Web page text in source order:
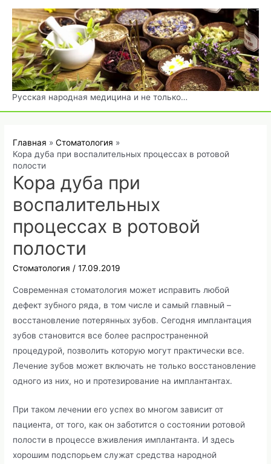
Перейти
содержимому
Русская народная медицина и не только…
Главная
Стоматология
Кора дуба при воспалительных процессах в ротовой
полости
Кора дуба при
воспалительных
процессах в ротовой
полости
Стоматология /17.09.2019
Современная стоматология может исправить любой
дефект зубного ряда, в том числе и самый главный –
восстановление потерянных зубов. Сегодня имплантация
зубов становится все более распространенной
процедурой, позволить которую могут практически все.
Лечение зубов может включать не только восстановление
одного из них, но и протезирование на имплантантах.
При таком лечении его успех во многом зависит от
пациента, от того, как он заботится о состоянии ротовой
полости в процессе вживления имплантанта. И здесь
хорошим подспорьем служат средства народной